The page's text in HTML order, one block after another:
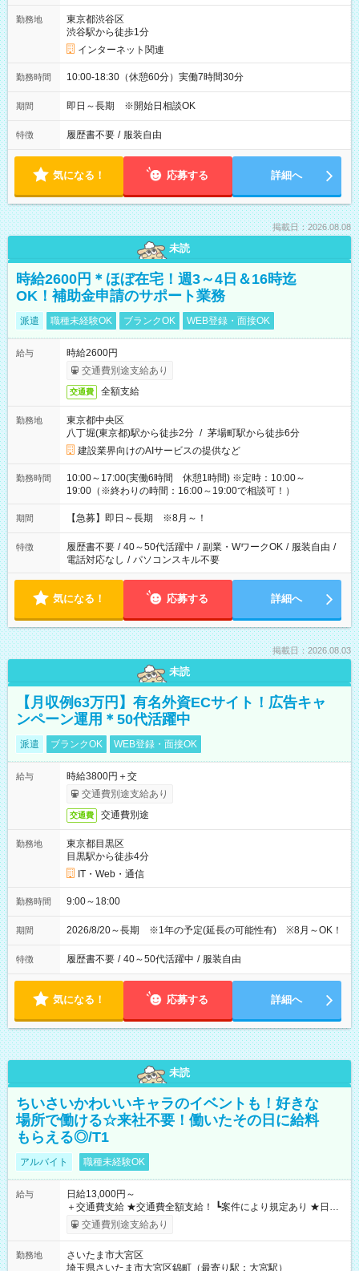
勤務地
東京都渋谷区
渋谷駅から徒歩1分
インターネット関連
勤務時間 10:00-18:30（休憩60分）実働7時間30分
期間 即日～長期 ※開始日相談OK
特徴 履歴書不要 / 服装自由
気になる！ 応募する 詳細へ
掲載日：2026.08.08
未読
時給2600円＊ほぼ在宅！週3～4日＆16時迄
OK！補助金申請のサポート業務
派遣 職種未経験OK ブランクOK WEB登録・面接OK
給与
時給2600円
交通費別途支給あり
交通費 全額支給
勤務地
東京都中央区
八丁堀(東京都)駅から徒歩2分 / 茅場町駅から徒歩6分
建設業界向けのAIサービスの提供など
勤務時間
10:00～17:00(実働6時間 休憩1時間) ※定時：10:00～
19:00（※終わりの時間：16:00～19:00で相談可！）
期間 【急募】即日～長期 ※8月～！
特徴 履歴書不要 / 40～50代活躍中 / 副業・WワークOK / 服装自由 /
電話対応なし / パソコンスキル不要
気になる！ 応募する 詳細へ
掲載日：2026.08.03
未読
【月収例63万円】有名外資ECサイト！広告キャ
ンペーン運用＊50代活躍中
派遣 ブランクOK WEB登録・面接OK
給与
時給3800円＋交
交通費別途支給あり
交通費 交通費別途
勤務地
東京都目黒区
目黒駅から徒歩4分
IT・Web・通信
勤務時間 9:00～18:00
期間 2026/8/20～長期 ※1年の予定(延長の可能性有) ※8月～OK！
特徴 履歴書不要 / 40～50代活躍中 / 服装自由
気になる！ 応募する 詳細へ
未読
ちいさいかわいいキャラのイベントも！好きな
場所で働ける☆来社不要！働いたその日に給料
もらえる◎/T1
アルバイト 職種未経験OK
給与
日給13,000円～
＋交通費支給 ★交通費全額支給！ ┗案件により規定あり ★日払
いOK！（規定あり） ┗働いたその日に現金GET♪ お仕事後はコ
ンビニATMから 日払い分を引き落とせます！ 【試用期間】試
交通費別途支給あり
勤務地
さいたま市大宮区
埼玉県さいたま市大宮区錦町（最寄り駅：大宮駅）